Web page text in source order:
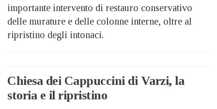
importante intervento di restauro conservativo
delle murature e delle colonne interne, oltre al
ripristino degli intonaci.
Chiesa dei Cappuccini di Varzi, la
storia e il ripristino